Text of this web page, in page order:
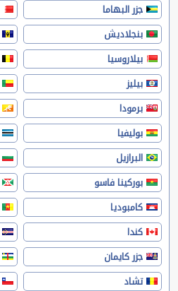
جزر البهاما
بنجلاديش
بيلاروسيا
بيليز
برمودا
بوليفيا
البرازيل
بوركينا فاسو
كامبوديا
كندا
جزر كايمان
تشاد